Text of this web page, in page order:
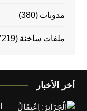
مدونات (380)
ملفات ساخنة (8٬219)
أخر الأخبار